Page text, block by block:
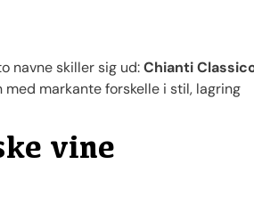
navne skiller sig ud:Chianti
markante forskelle i stil, lagring
vine